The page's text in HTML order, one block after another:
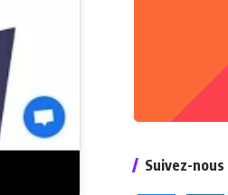
Suivez-nous